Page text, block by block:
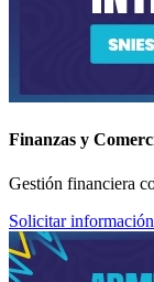
Finanzas y
Gestión financiera
Solicitar información